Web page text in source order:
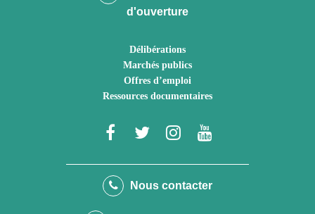
d'ouverture
Délibérations
Marchés publics
Offres d’emploi
Ressources documentaires
Lien
le
Lien
le
Lien
le
Nous contacter